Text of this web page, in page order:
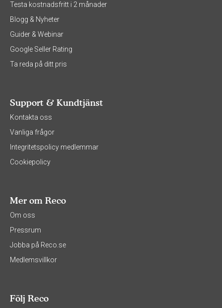
Testa kostnadsfritt i 2 månader
Blogg & Nyheter
Guider & Webinar
Google Seller Rating
Ta reda på ditt pris
Support & Kundtjänst
Kontakta oss
Vanliga frågor
Integritetspolicy medlemmar
Cookiepolicy
Mer om Reco
Om oss
Pressrum
Jobba på Reco.se
Medlemsvillkor
Följ Reco